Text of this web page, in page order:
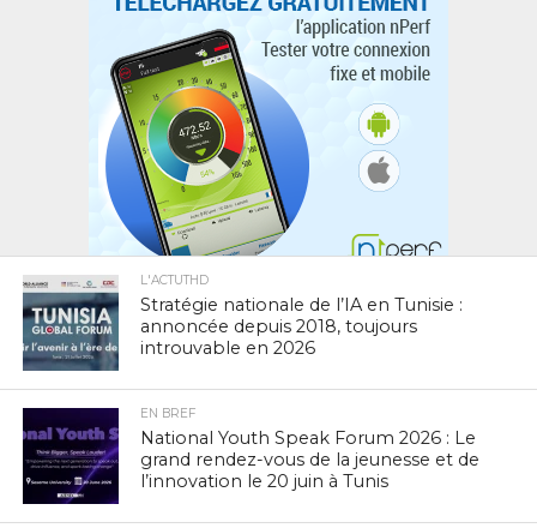
L'ACTUTHD
Stratégie nationale de l’IA en Tunisie :
annoncée depuis 2018, toujours
introuvable en 2026
EN BREF
National Youth Speak Forum 2026 : Le
grand rendez-vous de la jeunesse et de
l’innovation le 20 juin à Tunis